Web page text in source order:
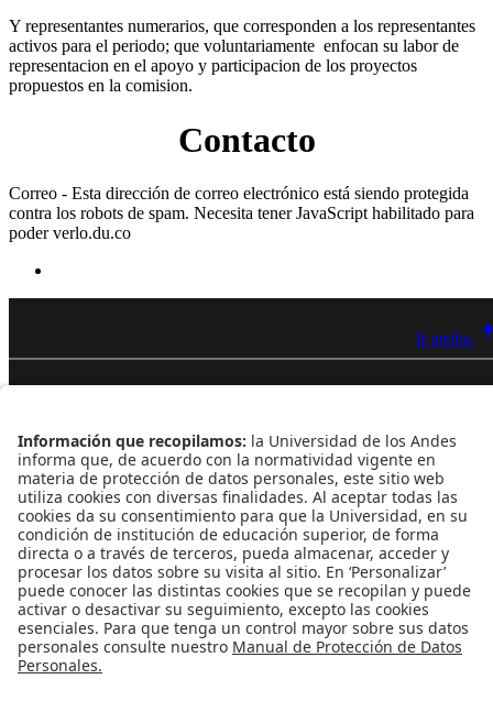
Y representantes numerarios, que corresponden a los representantes
activos para el periodo; que voluntariamente enfocan su labor de
representacion en el apoyo y participacion de los proyectos
propuestos en la comision.
Contacto
Correo - Esta dirección de correo electrónico está siendo protegida
contra los robots de spam. Necesita tener JavaScript habilitado para
poder verlo.du.co
Ir arriba
Dirección
Cra. 1 Este Nº 19A - 40 Bogotá - Colombia
Edificio Mario Laserna - piso 6 - Oficina 609
Atención telefónica
+(571) 339 49 49 - Ext. 4830
Enlaces de interés
Línea de Transparencia Uniandes